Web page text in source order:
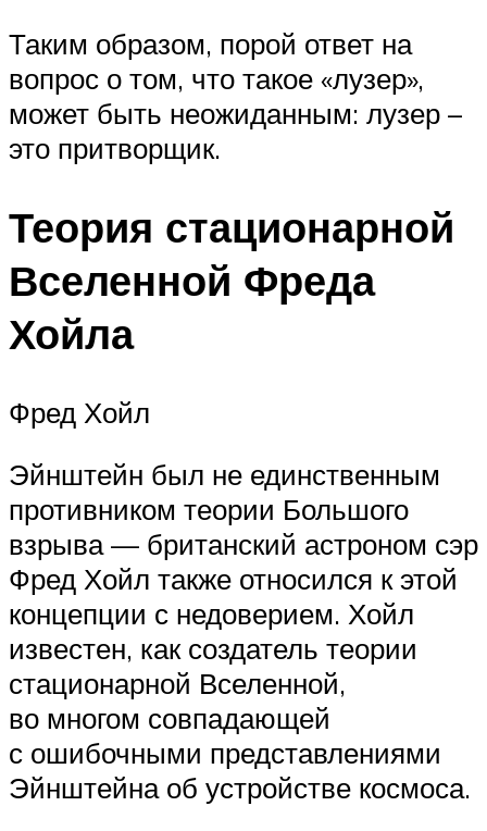
Таким образом, порой ответ на
вопрос о том, что такое «лузер»,
может быть неожиданным: лузер –
это притворщик.
Теория стационарной
Вселенной Фреда
Хойла
Фред Хойл
Эйнштейн был не единственным
противником теории Большого
взрыва — британский астроном сэр
Фред Хойл также относился к этой
концепции с недоверием. Хойл
известен, как создатель теории
стационарной Вселенной,
во многом совпадающей
с ошибочными представлениями
Эйнштейна об устройстве космоса.